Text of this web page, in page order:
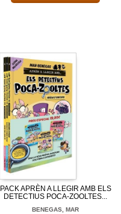
PACK APRÈN A LLEGIR AMB ELS
DETECTIUS POCA-ZOOLTES...
BENEGAS, MAR